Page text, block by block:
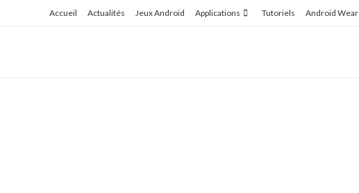
Accueil Actualités Jeux Android Applications Tutoriels Android Wear